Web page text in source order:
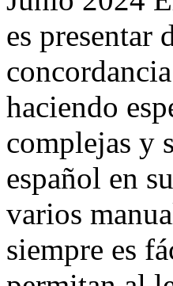
es presentar
haciendo
complejas y
español en
varios
siempre es